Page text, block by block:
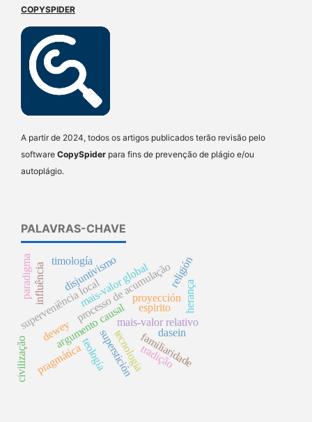
COPYSPIDER
A partir de 2024, todos os artigos publicados terão revisão pelo
software CopySpider para fins de prevenção de plágio e/ou
autoplágio.
PALAVRAS-CHAVE
argumento causal
superstición
proyección
processo de acumulação
mais-valor global
mais-valor relativo
superveniência local
disjuntivismo religión
tecnología
dewey
teología
espirito
influência
familiaridade
dasein
herança
tradição
pragmática
timología
civilização
paradigma